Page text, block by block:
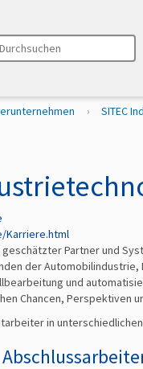
Suche…
SITEC
Karriere.html
geschätzter Partner und
der
und
Chancen, Perspektiven
in